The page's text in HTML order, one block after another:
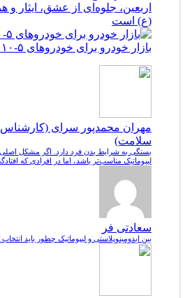
اربعین، جلوه‌ای از عشق، ایثار
(ع) است
بازار خودرو برای خودروهای ۵-۱۰ میلیاردی آماده نیست!
مهران محمدپور سرای
سلامت)
بستگی به شرایط بدن فرد دارد. اگر مشکل
لیپوماتیک مناسب‌تر باشد، اما در افرادی که
سعادتی فر
بین ابدومینوپلاستی و لیپوماتیک چطور باید